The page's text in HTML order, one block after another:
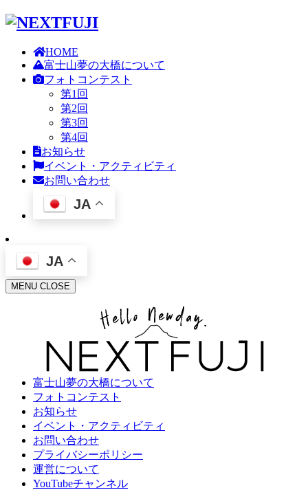
HOME
富士山夢の大橋について
フォトコンテスト
第1回
第2回
第3回
第4回
お知らせ
イベント・アクティビティ
お問い合わせ
JA
JA
MENU CLOSE
富士山夢の大橋について
フォトコンテスト
お知らせ
イベント・アクティビティ
お問い合わせ
プライバシーポリシー
運営について
YouTubeチャンネル